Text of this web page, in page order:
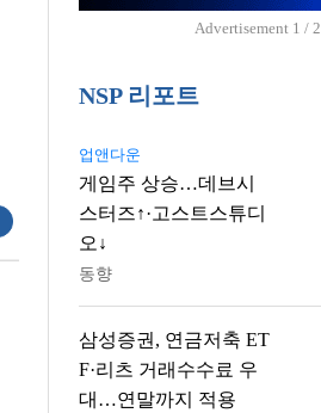
Advertisement 1 / 2
NSP 리포트
업앤다운
게임주 상승…데브시
스터즈↑·고스트스튜디
오↓
동향
삼성증권, 연금저축 ET
F·리츠 거래수수료 우
대…연말까지 적용